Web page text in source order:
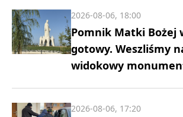
Pomnik Matki Bożej
gotowy. Weszliśmy
widokowy
2026-08-06, 18:00
2026-08-06, 17:20